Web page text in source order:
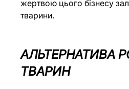
жертвою цього бізнесу
тварини.
АЛЬТЕРНАТИВА
ТВАРИН